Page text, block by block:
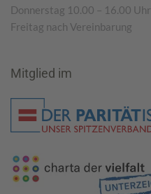
Donnerstag 10.00 – 16.00 Uhr
Freitag nach Vereinbarung
Mitglied im